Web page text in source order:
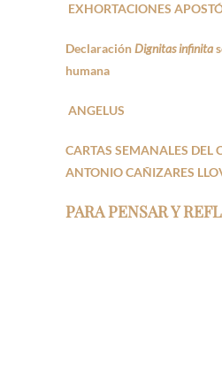
EXHORTACIONES
DeclaraciónDignitas infinita
humana
ANGELUS
CARTAS SEMANALES DEL
ANTONIO CAÑIZARES
PARA PENSAR Y